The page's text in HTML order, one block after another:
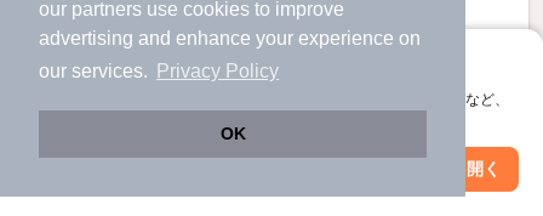
our partners use cookies to improve
advertising and enhance your experience on
our services.
Privacy Policy
OK
アプリに切り替えて、サクサクお部屋探し
会員登録なしですぐ使える。マップ検索やお気に入り保存など、
アプリを開く
絞り込み条件を変更